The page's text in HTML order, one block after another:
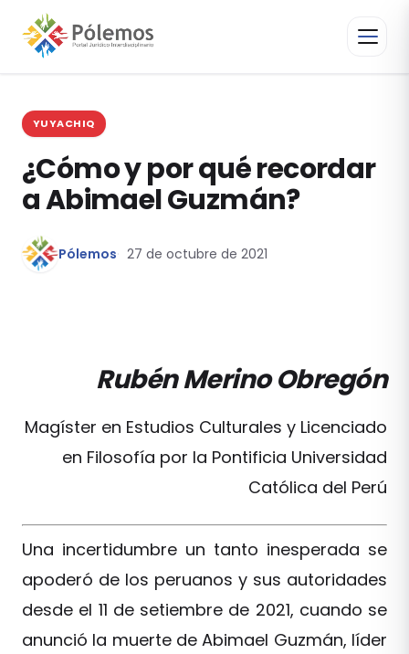
YUYACHIQ
¿Cómo y por qué recordar
a Abimael Guzmán?
Pólemos 27 de octubre de 2021
Rubén Merino Obregón
Magíster en Estudios Culturales y Licenciado
en Filosofía por la Pontificia Universidad
Católica del Perú
Una incertidumbre un tanto inesperada se
apoderó de los peruanos y sus autoridades
desde el 11 de setiembre de 2021, cuando se
anunció la muerte de Abimael Guzmán, líder